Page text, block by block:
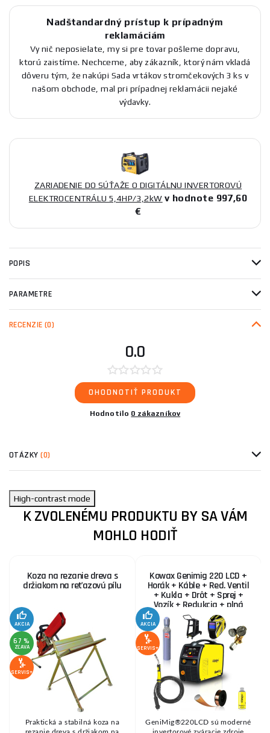
Nadštandardný prístup k prípadným
reklamáciám
Vy nič neposielate, my si pre tovar pošleme dopravu,
ktorú zaistíme. Nechceme, aby zákazník, ktorý nám vkladá
dôveru tým, že nakúpi Sada vrtákov stromčekových 3 ks v
našom obchode, mal pri prípadnej reklamácii nejaké
výdavky.
ZARIADENIE DO SÚŤAŽE O DIGITÁLNU INVERTOROVÚ
ELEKTROCENTRÁLU 5,4HP/3,2kW v hodnote 997,60
€
POPIS
PARAMETRE
RECENZIE (0)
0.0
OHODNOTIŤ PRODUKT
Hodnotilo 0 zákazníkov
OTÁZKY(0)
High-contrast mode
K ZVOLENÉMU PRODUKTU BY SA VÁM
MOHLO HODIŤ
Koza na rezanie dreva s
držiakom na reťazovú pílu
AKCIA
67 %
ZĽAVA
SERVIS+
Praktická a stabilná koza na
Kowax Genimig 220 LCD +
Horák + Káble + Red. Ventil
+ Kukla + Drôt + Sprej +
Vozík + Redukcia + plná
Fľaša Co2
AKCIA
SERVIS+
GeniMig®220LCD sú moderné